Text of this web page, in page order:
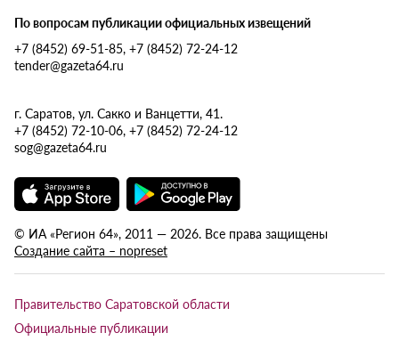
По вопросам публикации официальных извещений
+7 (8452) 69-51-85, +7 (8452) 72-24-12
tender@gazeta64.ru
г. Саратов, ул. Сакко и Ванцетти, 41.
+7 (8452) 72-10-06, +7 (8452) 72-24-12
sog@gazeta64.ru
© ИА «Регион 64», 2011 — 2026. Все права защищены
Создание сайта – nopreset
Правительство Саратовской области
Официальные публикации